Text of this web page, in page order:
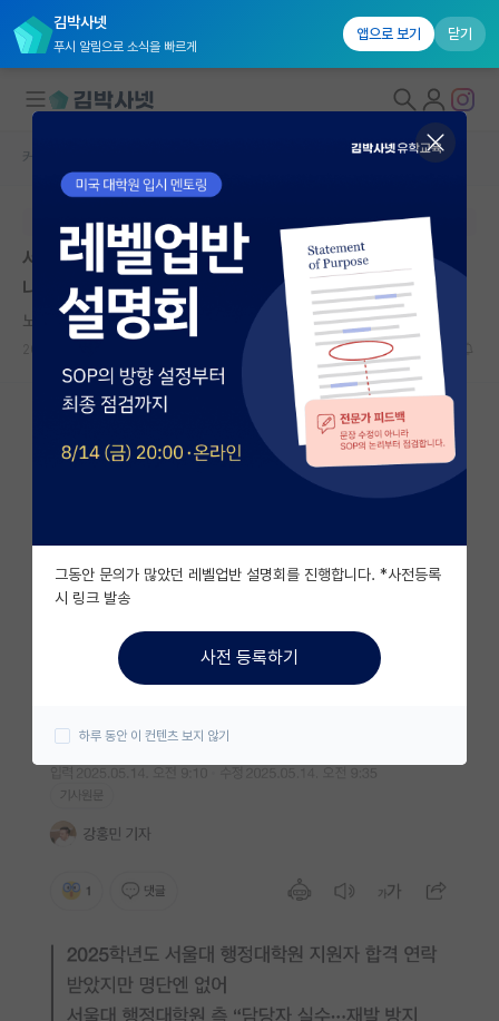
김박사넷
푸시 알림으로 소식을 빠르게
앱으로 보기 닫기
대학원생 모집
국내대학원 정보
연구실&오픈랩
커뮤니티
커뮤니티 홈
전체글보기
베스트 게시판
자유 게시판(아무개랩)
미국 유학 게시판
미국 대학원 합격 후기 게시판
대학원생 모집 게시판
연구실(PI) 홍보 게시판
학부 인턴 게시판
취업 게시판
임용 후기 게시판
커뮤니티 홈
본문이 수정되지 않는 박제글입니다.
서울대가 날 합격시켰다더니, 그냥 실수였다고 취소했습
니다.
노래하는 노엄 촘스키
그동안 문의가 많았던 레벨업반 설명회를 진행합니다. *사전등록
시 링크 발송
사전 등록하기
하루 동안 이 컨텐츠 보지 않기